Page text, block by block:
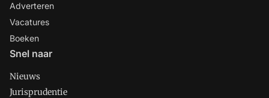
Adverteren
Vacatures
Boeken
Snel naar
Nieuws
Jurisprudentie